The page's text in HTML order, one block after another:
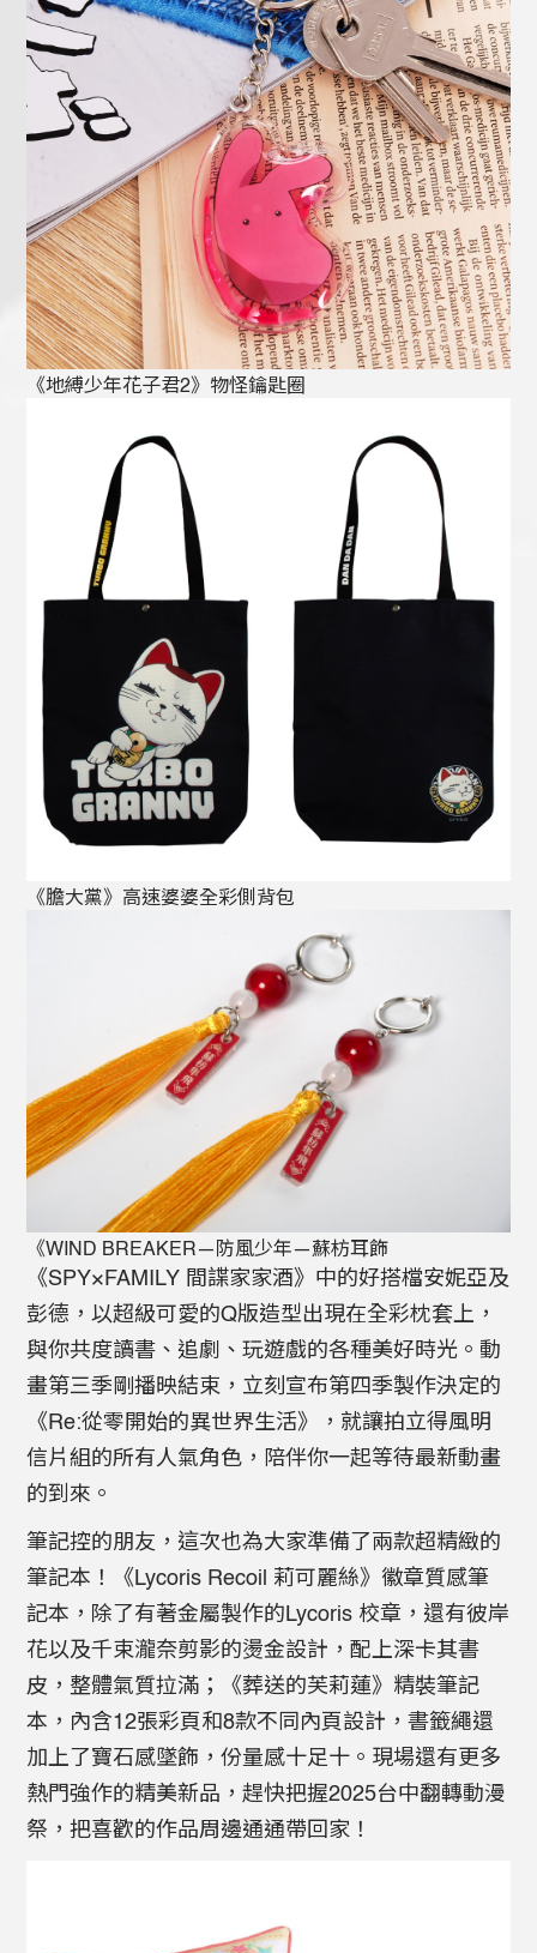
《地縛少年花子君2》物怪鑰匙圈
《膽大黨》高速婆婆全彩側背包
《WIND BREAKER—防風少年—蘇枋耳飾
《SPY×FAMILY 間諜家家酒》中的好搭檔安妮亞及
彭德，以超級可愛的Q版造型出現在全彩枕套上，
與你共度讀書、追劇、玩遊戲的各種美好時光。動
畫第三季剛播映結束，立刻宣布第四季製作決定的
《Re:從零開始的異世界生活》，就讓拍立得風明
信片組的所有人氣角色，陪伴你一起等待最新動畫
的到來。
筆記控的朋友，這次也為大家準備了兩款超精緻的
筆記本！《Lycoris Recoil 莉可麗絲》徽章質感筆
記本，除了有著金屬製作的Lycoris 校章，還有彼岸
花以及千束瀧奈剪影的燙金設計，配上深卡其書
皮，整體氣質拉滿；《葬送的芙莉蓮》精裝筆記
本，內含12張彩頁和8款不同內頁設計，書籤繩還
加上了寶石感墜飾，份量感十足十。現場還有更多
熱門強作的精美新品，趕快把握2025台中翻轉動漫
祭，把喜歡的作品周邊通通帶回家！